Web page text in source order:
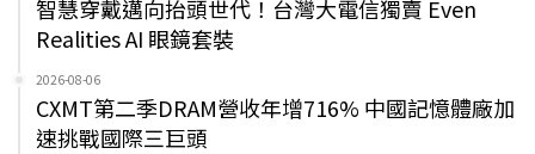
智慧穿戴邁向抬頭世代！台灣大電信獨賣 Even
Realities AI 眼鏡套裝
2026-08-06
CXMT第二季DRAM營收年增716% 中國記憶體廠加
速挑戰國際三巨頭